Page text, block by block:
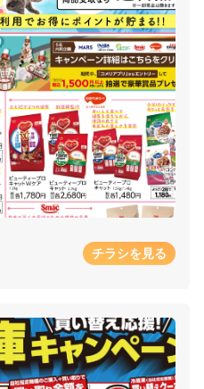
チラシを見る